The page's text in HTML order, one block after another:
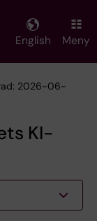
English Meny
2026-06-
KI-